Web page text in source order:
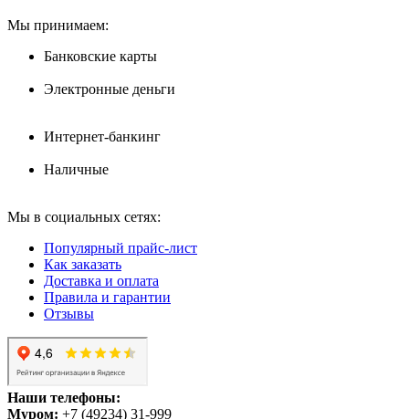
Мы принимаем:
Банковские карты
Электронные деньги
Интернет-банкинг
Наличные
Мы в социальных сетях:
Популярный прайс-лист
Как заказать
Доставка и оплата
Правила и гарантии
Отзывы
Наши телефоны:
Муром: +7 (49234) 31-999